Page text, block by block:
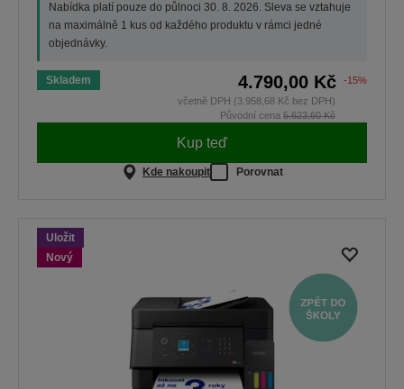
Nabídka platí pouze do půlnoci 30. 8. 2026. Sleva se vztahuje
na maximálně 1 kus od každého produktu v rámci jedné
objednávky.
Skladem 4.790,00 Kč
-15%
včetně DPH (3.958,68 Kč bez DPH)
Původní cena 5.623,60 Kč
Kup teď
Kde nakoupit Porovnat
Uložit
Nový